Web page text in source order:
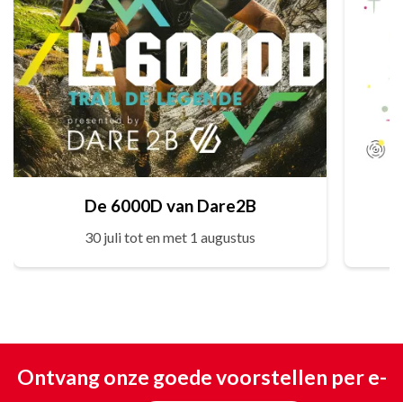
De 6000D van Dare2B
30 juli tot en met 1 augustus
Ontvang onze goede voorstellen per e-